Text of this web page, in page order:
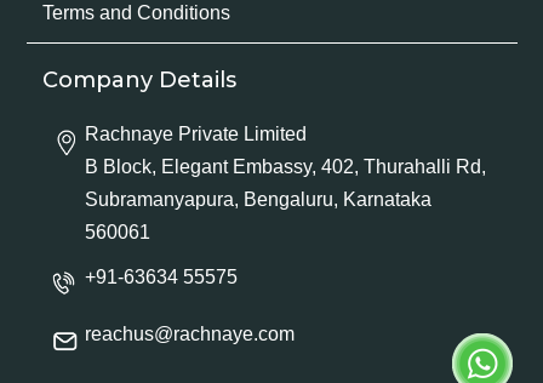
Terms and Conditions
Company Details
Rachnaye Private Limited
B Block, Elegant Embassy, 402, Thurahalli Rd,
Subramanyapura, Bengaluru, Karnataka
560061
+91-63634 55575
reachus@rachnaye.com